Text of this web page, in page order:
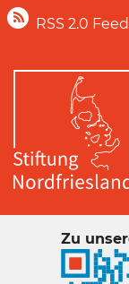
RSS 2.0
Zu